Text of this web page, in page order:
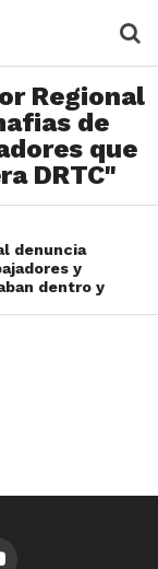
Regional
de
que
DRTC"
denuncia
y
dentro y